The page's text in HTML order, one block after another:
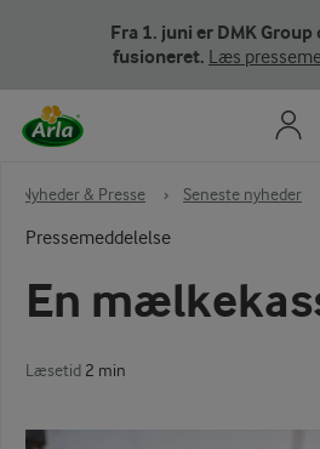
Fra 1. juni er DMK
fusioneret. Læs
Nyheder & Presse › Seneste nyheder
Pressemeddelelse
En
Læsetid 2 min